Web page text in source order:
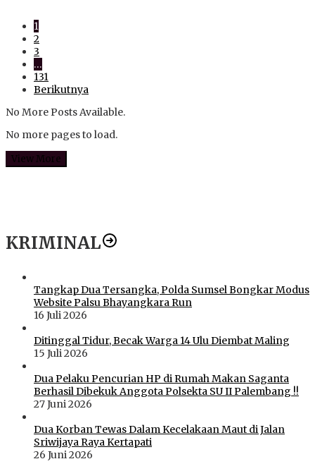
1
2
3
…
131
Berikutnya
No More Posts Available.
No more pages to load.
View More
KRIMINAL
Tangkap Dua Tersangka, Polda Sumsel Bongkar Modus
Website Palsu Bhayangkara Run
16 Juli 2026
Ditinggal Tidur, Becak Warga 14 Ulu Diembat Maling
15 Juli 2026
Dua Pelaku Pencurian HP di Rumah Makan Saganta
Berhasil Dibekuk Anggota Polsekta SU II Palembang !!
27 Juni 2026
Dua Korban Tewas Dalam Kecelakaan Maut di Jalan
Sriwijaya Raya Kertapati
26 Juni 2026